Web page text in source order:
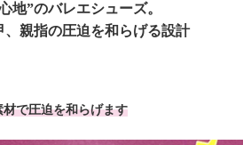
地”のバレエシューズ。
親指の圧迫を和らげる設計
で圧迫を和らげます